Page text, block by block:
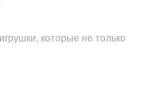
которые не только